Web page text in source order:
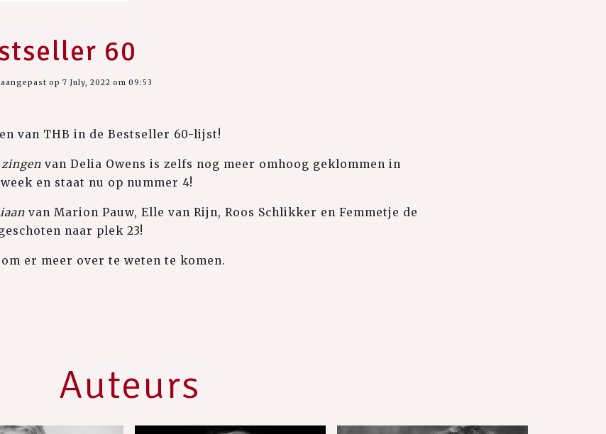
60
op 7 July, 2022 om 09:53
van THB in de Bestseller 60-lijst!
van Delia Owens is zelfs nog meer omhoog geklommen in
en staat nu op nummer 4!
van Marion Pauw, Elle van Rijn, Roos Schlikker en Femmetje de
naar plek 23!
er meer over te weten te komen.
Auteurs